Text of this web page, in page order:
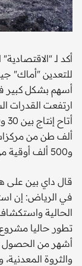
أكد لـ
للتعدين "أماك"
أسهم بشكل كبير
و500 ألف أوقية من الفضة.
في الرياض: إن
الحالية
أشهر من الحصول
والثروة